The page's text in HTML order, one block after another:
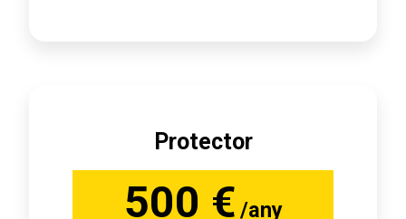
Protector
500 € /any